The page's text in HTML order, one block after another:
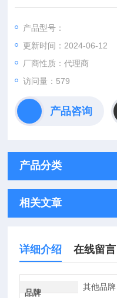
器、液位控制器
产品型号：
更新时间：2024-06-12
厂商性质：代理商
访问量：579
产品咨询
产品分类
相关文章
详细介绍 在线留言
品牌
其他品牌